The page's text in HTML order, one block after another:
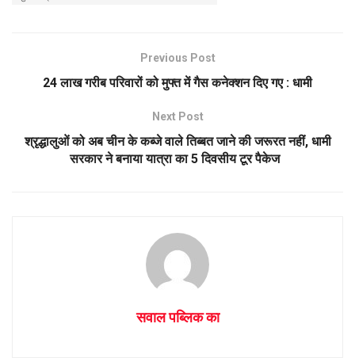
s
p
k
Previous Post
24 लाख गरीब परिवारों को मुफ्त में गैस कनेक्शन दिए गए : धामी
Next Post
श्रृद्धालुओं को अब चीन के कब्जे वाले तिब्बत जाने की जरूरत नहीं, धामी
सरकार ने बनाया यात्रा का 5 दिवसीय टूर पैकेज
सवाल पब्लिक का